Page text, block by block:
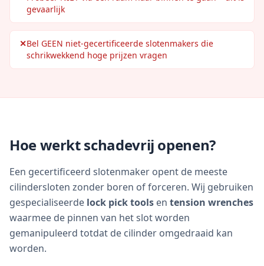
gevaarlijk
✕Bel GEEN niet-gecertificeerde slotenmakers die
schrikwekkend hoge prijzen vragen
Hoe werkt schadevrij openen?
Een gecertificeerd slotenmaker opent de meeste
cilindersloten zonder boren of forceren. Wij gebruiken
gespecialiseerde lock pick tools en tension wrenches
waarmee de pinnen van het slot worden
gemanipuleerd totdat de cilinder omgedraaid kan
worden.